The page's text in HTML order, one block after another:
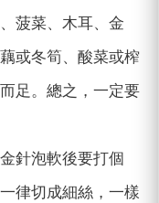
菠菜、木耳、金
或冬筍、酸菜或榨
足。總之，一定要
針泡軟後要打個
律切成細絲，一樣